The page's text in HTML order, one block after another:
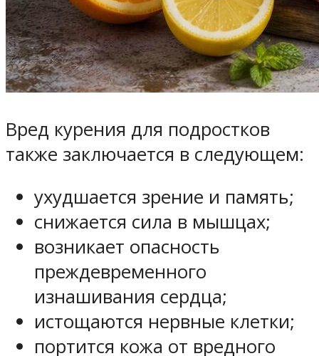
Вред курения для подростков
также заключается в следующем:
ухудшается зрение и память;
снижается сила в мышцах;
возникает опасность
преждевременного
изнашивания сердца;
истощаются нервные клетки;
портится кожа от вредного